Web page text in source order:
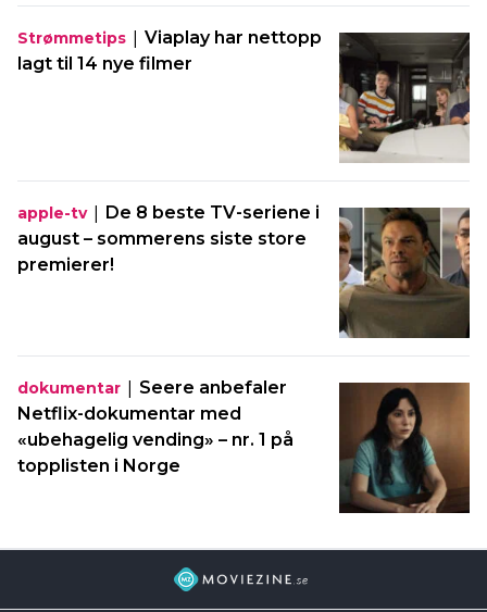
Strømmetips | Viaplay har nettopp
lagt til 14 nye filmer
apple-tv| De 8 beste TV-seriene i
august – sommerens siste store
premierer!
dokumentar | Seere anbefaler
Netflix-dokumentar med
«ubehagelig vending» – nr. 1 på
topplisten i Norge